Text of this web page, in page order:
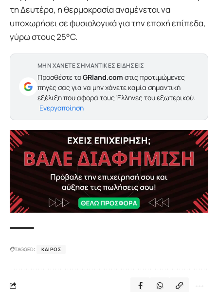
τη Δευτέρα, η θερμοκρασία αναμένεται να
υποχωρήσει σε φυσιολογικά για την εποχή επίπεδα,
γύρω στους 25°C.
ΜΗΝ ΧΑΝΕΤΕ ΣΗΜΑΝΤΙΚΕΣ ΕΙΔΗΣΕΙΣ
Προσθέστε τοGRland.com στις προτιμώμενες
πηγές σας για να μην χάνετε καμία σημαντική
εξέλιξη που αφορά τους Έλληνες του εξωτερικού.
Ενεργοποίηση
TAGGED: ΚΑΙΡΌΣ